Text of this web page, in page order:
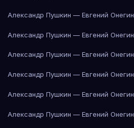
Александр Пушкин — Евгений Онегин
Александр Пушкин — Евгений Онегин
Александр Пушкин — Евгений Онегин
Александр Пушкин — Евгений Онегин
Александр Пушкин — Евгений Онегин
Александр Пушкин — Евгений Онегин